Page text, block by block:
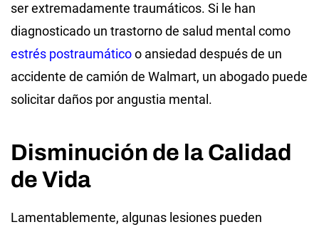
ser extremadamente traumáticos. Si le han
diagnosticado un trastorno de salud mental como
estrés postraumáticoo ansiedad después de un
accidente de camión de Walmart, un abogado puede
solicitar daños por angustia mental.
Disminución de la Calidad
de Vida
Lamentablemente, algunas lesiones pueden